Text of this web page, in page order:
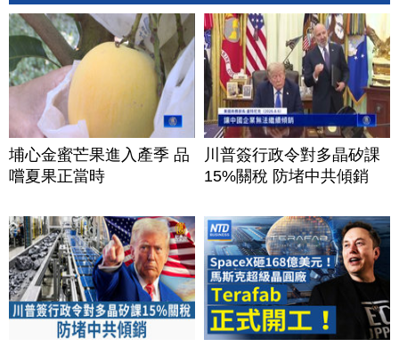
埔心金蜜芒果進入產季 品
嚐夏果正當時
川普簽行政令對多晶矽課
15%關稅 防堵中共傾銷